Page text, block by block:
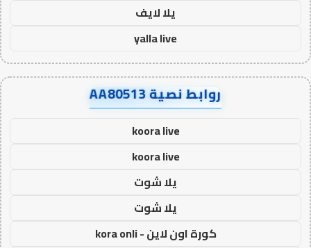
يلا لايف
yalla live
روابط نصية AA80513
koora live
koora live
يلا شوت
يلا شوت
كورة اون لاين - kora onli